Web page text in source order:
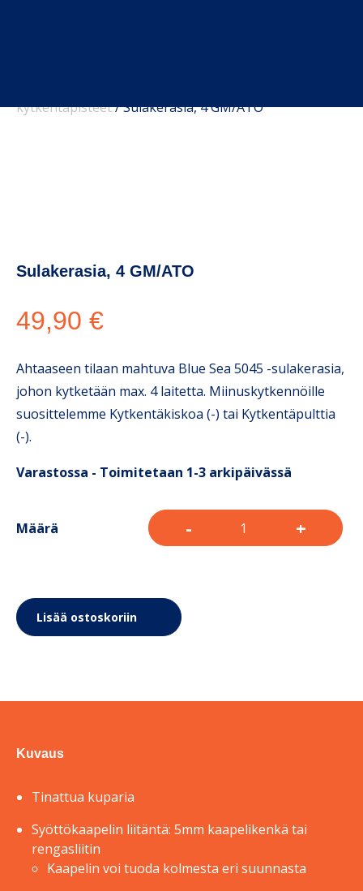
kytkentäpisteet/Sulakerasia, 4 GM/ATO
Sulakerasia, 4 GM/ATO
49,90 €
Ahtaaseen tilaan mahtuva Blue Sea 5045 -sulakerasia,
johon kytketään max. 4 laitetta. Miinuskytkennöille
suosittelemme Kytkentäkiskoa (-) tai Kytkentäpulttia
(-).
Varastossa - Toimitetaan 1-3 arkipäivässä
Määrä - +
Lisää ostoskoriin
Kuvaus
Tinattua kuparia
Syöttökaapelin liitäntä: 5mm kaapelikenkä tai
rengasliitin
Kaapelin voi tuoda kolmesta eri suunnasta